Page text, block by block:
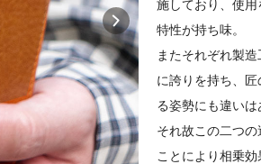
施しており、使
特性が持ち味。
またそれぞれ製
に誇りを持ち、
る姿勢にも違い
それ故この二つ
ことにより相乗